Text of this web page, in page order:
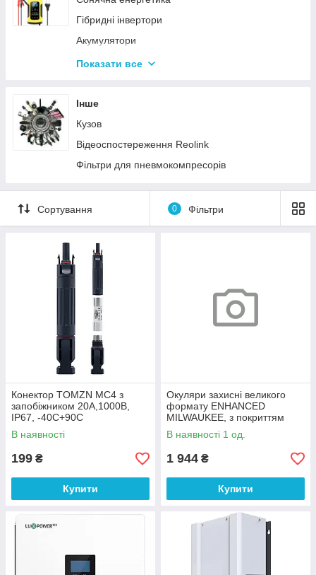
Безмасляні медичні компресори
Пускозарядні пристрої
Зварювальне обладнання
Інше
Гібридні інвертори
Акумулятори
Зарядні пристрої
Газові карбюратори
Показати все
Інше
Кузов
Відеоспостереження Reolink
Фільтри для пневмокомпресорів
Сортування 0 Фільтри
Конектор TOMZN MC4 з
запобіжником 20А,1000В,
IP67, -40C+90C
В наявності
199 ₴
Купити
Окуляри захисні великого
формату ENHANCED
MILWAUKEE, з покриттям
AS/AF (дзеркальні червоні)
В наявності 1 од.
1 944 ₴
Купити